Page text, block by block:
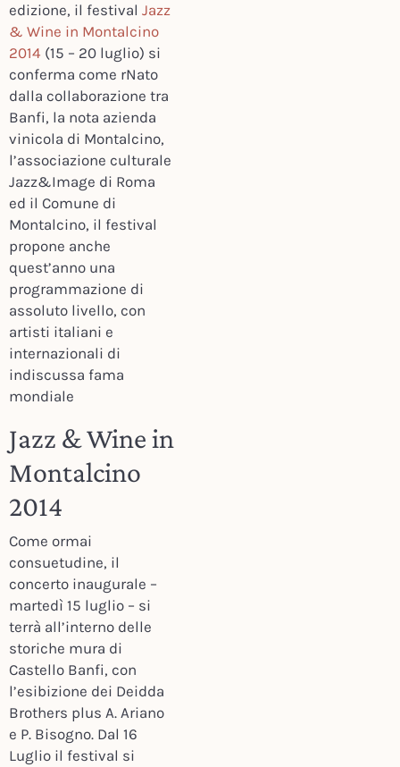
edizione, il festival Jazz
& Wine in Montalcino
2014 (15 – 20 luglio) si
conferma come rNato
dalla collaborazione tra
Banfi, la nota azienda
vinicola di Montalcino,
l’associazione culturale
Jazz&Image di Roma
ed il Comune di
Montalcino, il festival
propone anche
quest’anno una
programmazione di
assoluto livello, con
artisti italiani e
internazionali di
indiscussa fama
mondiale
Jazz & Wine in
Montalcino
2014
Come ormai
consuetudine, il
concerto inaugurale –
martedì 15 luglio – si
terrà all’interno delle
storiche mura di
Castello Banfi, con
l’esibizione dei Deidda
Brothers plus A. Ariano
e P. Bisogno. Dal 16
Luglio il festival si